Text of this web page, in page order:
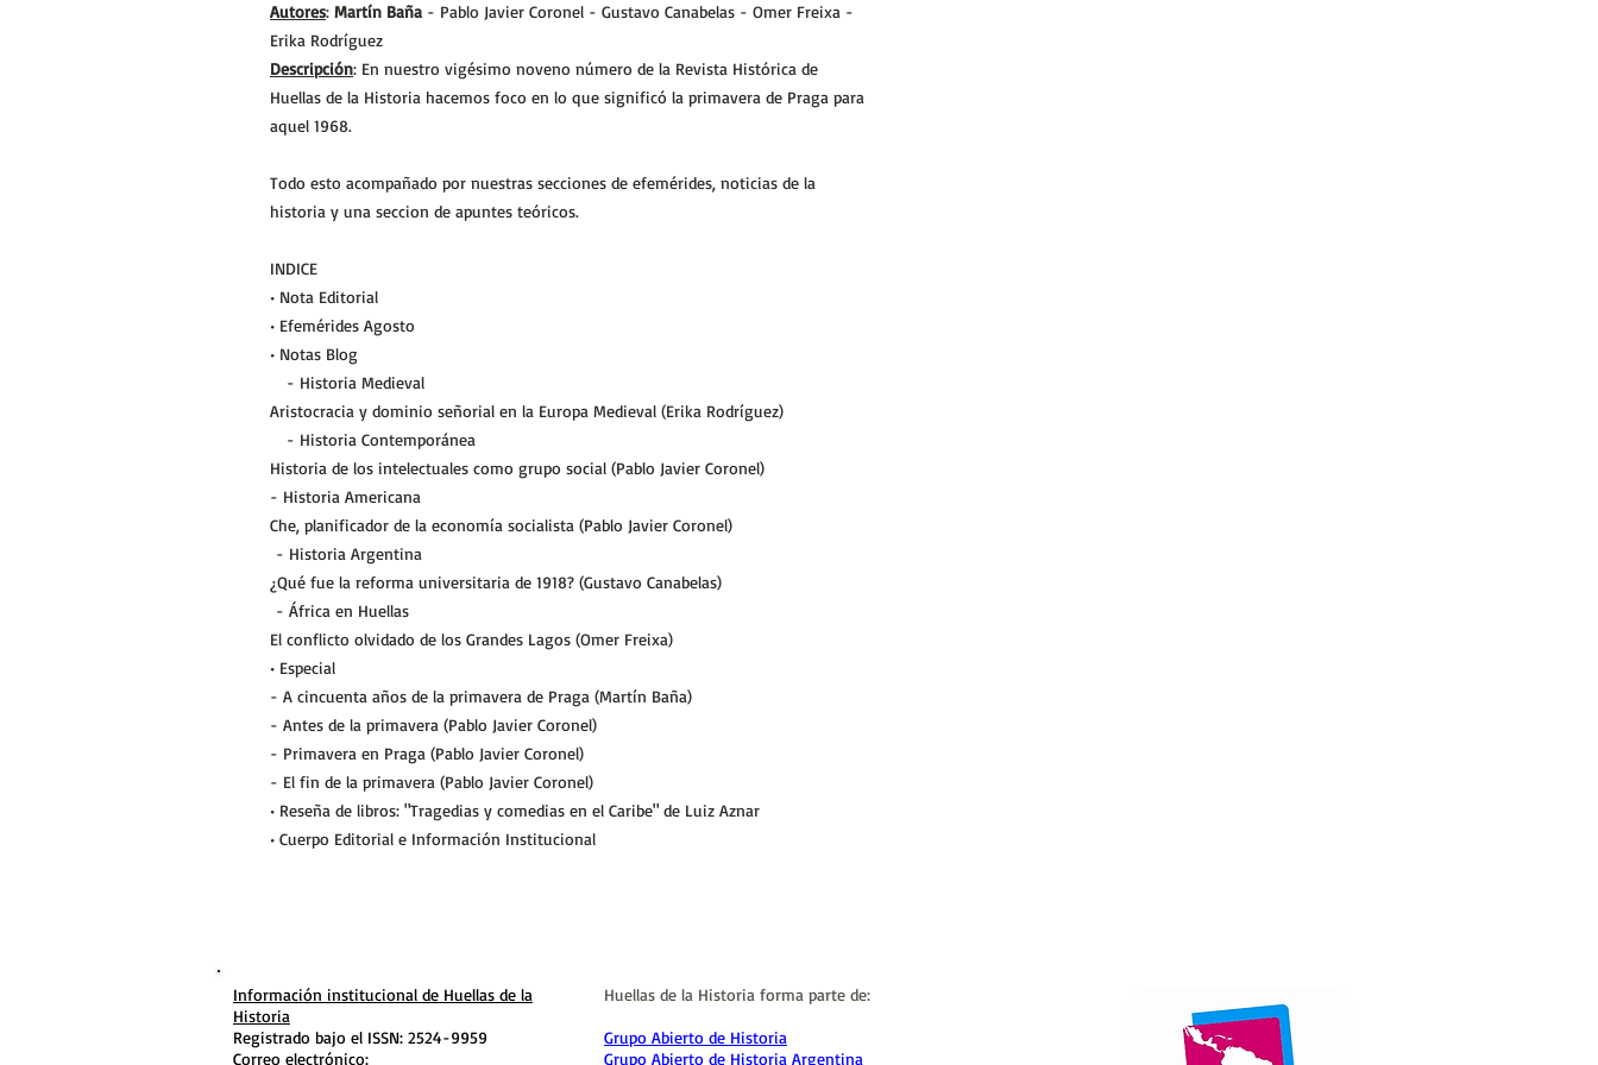
Autores: Martín Baña - Pablo Javier Coronel - Gustavo Canabelas - Omer Freixa -
Erika Rodríguez
Descripción: En nuestro vigésimo noveno número de la Revista Histórica de
Huellas de la Historia hacemos foco en lo que significó la primavera de Praga para
aquel 1968.
Todo esto acompañado por nuestras secciones de efemérides, noticias de la
historia y una seccion de apuntes teóricos.
INDICE
• Nota Editorial
• Efemérides Agosto
• Notas Blog
- Historia Medieval
Aristocracia y dominio señorial en la Europa Medieval (Erika Rodríguez)
- Historia Contemporánea
Historia de los intelectuales como grupo social (Pablo Javier Coronel)
- Historia Americana
Che, planificador de la economía socialista (Pablo Javier Coronel)
- Historia Argentina
¿Qué fue la reforma universitaria de 1918? (Gustavo Canabelas)
- África en Huellas
El conflicto olvidado de los Grandes Lagos (Omer Freixa)
• Especial
- A cincuenta años de la primavera de Praga (Martín Baña)
- Antes de la primavera (Pablo Javier Coronel)
- Primavera en Praga (Pablo Javier Coronel)
- El fin de la primavera (Pablo Javier Coronel)
• Reseña de libros: "Tragedias y comedias en el Caribe" de Luiz Aznar
• Cuerpo Editorial e Información Institucional
Información institucional de Huellas de la
Historia
Registrado bajo el ISSN: 2524-9959
Correo electrónico:
Huellas de la Historia forma parte de:
Grupo Abierto de Historia
Grupo Abierto de Historia Argentina